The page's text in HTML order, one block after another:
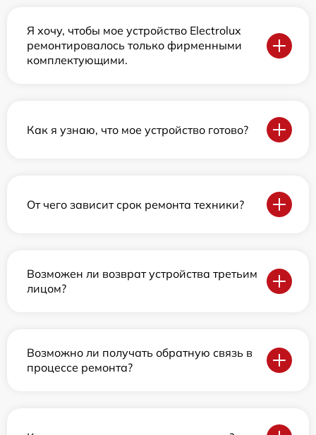
Я хочу, чтобы мое устройство Electrolux
ремонтировалось только фирменными
комплектующими.
Как я узнаю, что мое устройство готово?
От чего зависит срок ремонта техники?
Возможен ли возврат устройства третьим
лицом?
Возможно ли получать обратную связь в
процессе ремонта?